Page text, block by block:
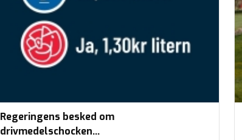
Regeringens besked om
drivmedelschocken…